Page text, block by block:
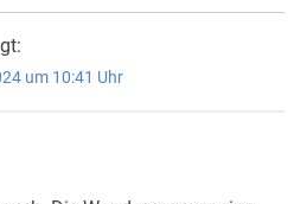
um 10:41 Uhr